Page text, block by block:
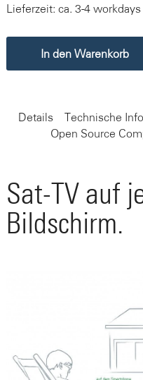
Lieferzeit: ca. 3-4 workdays
In den Warenkorb
Details Technische
Open Source
Sat-TV auf
Bildschirm.